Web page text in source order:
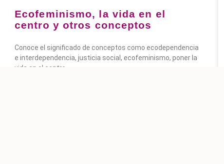
Ecofeminismo, la vida en el
centro y otros conceptos
Conoce el significado de conceptos como ecodependencia
e interdependencia, justicia social, ecofeminismo, poner la
vida en el centro.